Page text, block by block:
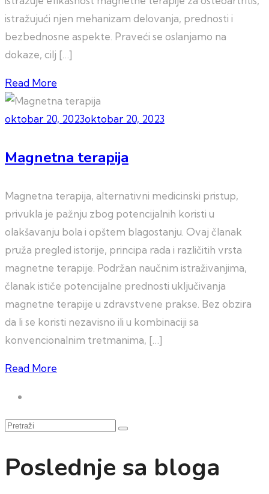
istražujući njen mehanizam delovanja, prednosti i
bezbednosne aspekte. Praveći se oslanjamo na
dokaze, cilj […]
Read More
oktobar 20, 2023oktobar 20, 2023
Magnetna terapija
Magnetna terapija, alternativni medicinski pristup,
privukla je pažnju zbog potencijalnih koristi u
olakšavanju bola i opštem blagostanju. Ovaj članak
pruža pregled istorije, principa rada i različitih vrsta
magnetne terapije. Podržan naučnim istraživanjima,
članak ističe potencijalne prednosti uključivanja
magnetne terapije u zdravstvene prakse. Bez obzira
da li se koristi nezavisno ili u kombinaciji sa
konvencionalnim tretmanima, […]
Read More
Pretraži
Poslednje sa bloga